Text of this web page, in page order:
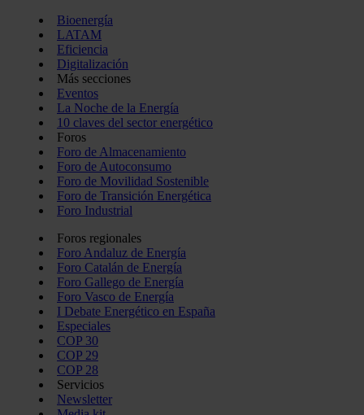
Bioenergía
LATAM
Eficiencia
Digitalización
Más secciones
Eventos
La Noche de la Energía
10 claves del sector energético
Foros
Foro de Almacenamiento
Foro de Autoconsumo
Foro de Movilidad Sostenible
Foro de Transición Energética
Foro Industrial
Foros regionales
Foro Andaluz de Energía
Foro Catalán de Energía
Foro Gallego de Energía
Foro Vasco de Energía
I Debate Energético en España
Especiales
COP 30
COP 29
COP 28
Servicios
Newsletter